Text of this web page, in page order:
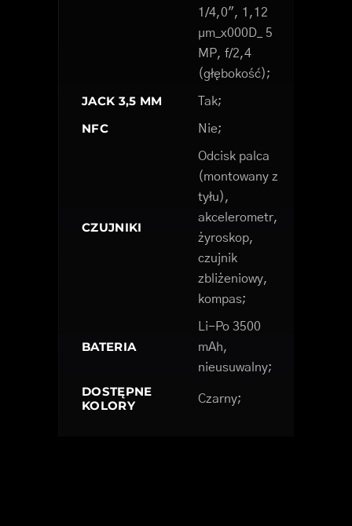
1/4,0", 1,12
µm_x000D_ 5
MP, f/2,4
(głębokość);
JACK 3,5 MM Tak;
NFC Nie;
CZUJNIKI
Odcisk palca
(montowany z
tyłu),
akcelerometr,
żyroskop,
czujnik
zbliżeniowy,
kompas;
BATERIA
Li-Po 3500
mAh,
nieusuwalny;
DOSTĘPNE
KOLORY
Czarny;